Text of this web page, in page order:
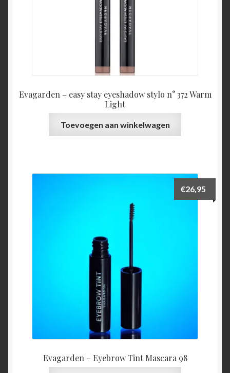
Evagarden – easy stay eyeshadow stylo n° 372 Warm
Light
Toevoegen aan winkelwagen
Evagarden – Eyebrow Tint Mascara 98
€26,95